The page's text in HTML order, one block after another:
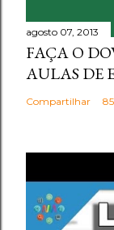
agosto 07, 2013
FAÇA O
AULAS DE
Compartilhar